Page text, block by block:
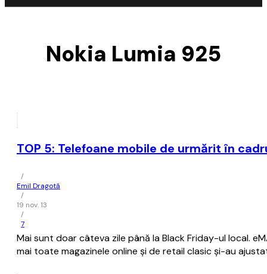
Nokia Lumia 925
TOP 5: Telefoane mobile de urmărit în
/
Emil Dragotă
/
19 nov. 13
/
7
Mai sunt doar câteva zile până la Black Friday-ul local.
mai toate magazinele online și de retail clasic și-au